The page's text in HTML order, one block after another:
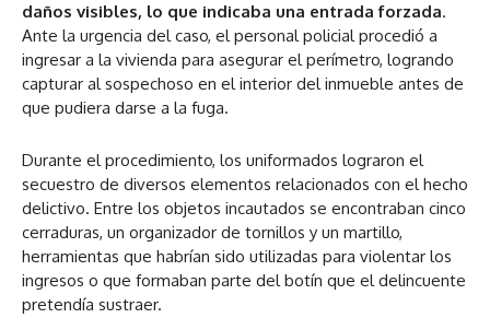
daños visibles, lo que indicaba una entrada forzada.
Ante la urgencia del caso, el personal policial procedió a
ingresar a la vivienda para asegurar el perímetro, logrando
capturar al sospechoso en el interior del inmueble antes de
que pudiera darse a la fuga.
Durante el procedimiento, los uniformados lograron el
secuestro de diversos elementos relacionados con el hecho
delictivo. Entre los objetos incautados se encontraban cinco
cerraduras, un organizador de tornillos y un martillo,
herramientas que habrían sido utilizadas para violentar los
ingresos o que formaban parte del botín que el delincuente
pretendía sustraer.